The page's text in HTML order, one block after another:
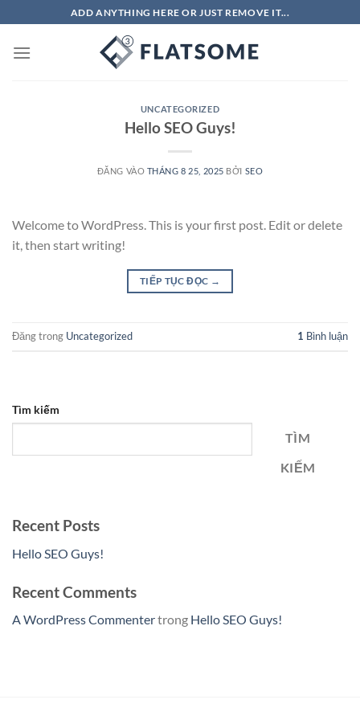
nội
ADD ANYTHING HERE OR JUST REMOVE IT...
UNCATEGORIZED
Hello SEO Guys!
ĐĂNG VÀO THÁNG 8 25, 2025 BỞI SEO
Welcome to WordPress. This is your first post. Edit or delete
it, then start writing!
TIẾP TỤC ĐỌC →
Đăng trong Uncategorized 1 Bình luận
Tìm kiếm
TÌM
KIẾM
Recent Posts
Hello SEO Guys!
Recent Comments
A WordPress Commentertrong Hello SEO Guys!